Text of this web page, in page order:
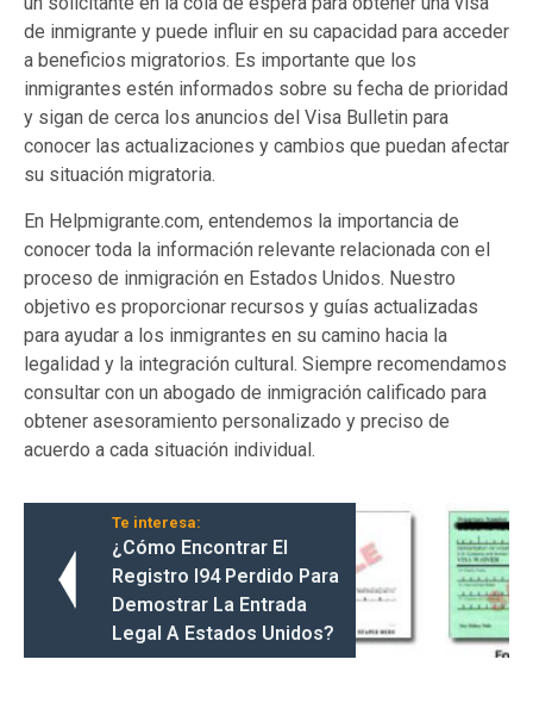
de inmigrante y puede influir en su capacidad para acceder
a beneficios migratorios. Es importante que los
inmigrantes estén informados sobre su fecha de prioridad
y sigan de cerca los anuncios del Visa Bulletin para
conocer las actualizaciones y cambios que puedan afectar
su situación migratoria.
En Helpmigrante.com, entendemos la importancia de
conocer toda la información relevante relacionada con el
proceso de inmigración en Estados Unidos. Nuestro
objetivo es proporcionar recursos y guías actualizadas
para ayudar a los inmigrantes en su camino hacia la
legalidad y la integración cultural. Siempre recomendamos
consultar con un abogado de inmigración calificado para
obtener asesoramiento personalizado y preciso de
acuerdo a cada situación individual.
Te interesa:
¿Cómo Encontrar El
Registro I94 Perdido Para
Demostrar La Entrada
Legal A Estados Unidos?